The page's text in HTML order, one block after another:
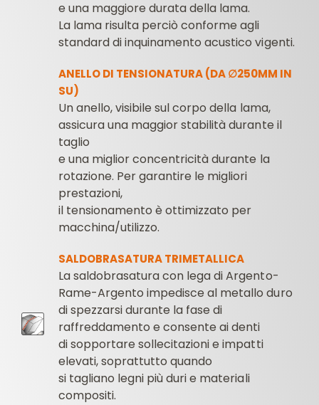
e una maggiore durata della lama.
La lama risulta perciò conforme agli
standard di inquinamento acustico vigenti.
ANELLO DI TENSIONATURA (DA ∅250MM IN
SU)
Un anello, visibile sul corpo della lama,
assicura una maggior stabilità durante il
taglio
e una miglior concentricità durante la
rotazione. Per garantire le migliori
prestazioni,
il tensionamento è ottimizzato per
macchina/utilizzo.
SALDOBRASATURA TRIMETALLICA
La saldobrasatura con lega di Argento-
Rame-Argento impedisce al metallo duro
di spezzarsi durante la fase di
raffreddamento e consente ai denti
di sopportare sollecitazioni e impatti
elevati, soprattutto quando
si tagliano legni più duri e materiali
compositi.